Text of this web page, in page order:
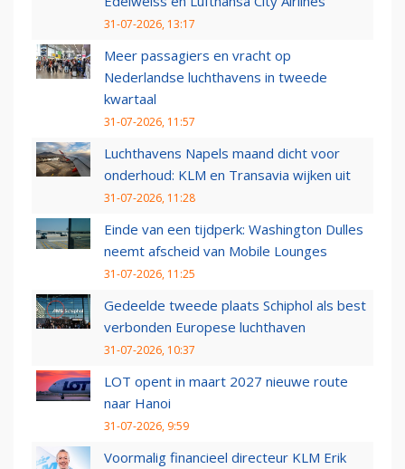
31-07-2026, 13:17
Meer passagiers en vracht op
Nederlandse luchthavens in tweede
kwartaal
31-07-2026, 11:57
Luchthavens Napels maand dicht voor
onderhoud: KLM en Transavia wijken uit
31-07-2026, 11:28
Einde van een tijdperk: Washington Dulles
neemt afscheid van Mobile Lounges
31-07-2026, 11:25
Gedeelde tweede plaats Schiphol als best
verbonden Europese luchthaven
31-07-2026, 10:37
LOT opent in maart 2027 nieuwe route
naar Hanoi
31-07-2026, 9:59
Voormalig financieel directeur KLM Erik